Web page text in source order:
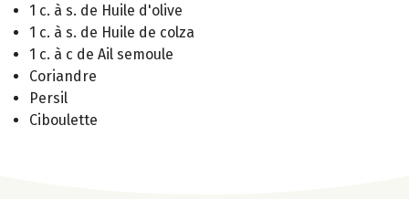
1 c. à s. de Huile d'olive
1 c. à s. de Huile de colza
1 c. à c de Ail semoule
Coriandre
Persil
Ciboulette